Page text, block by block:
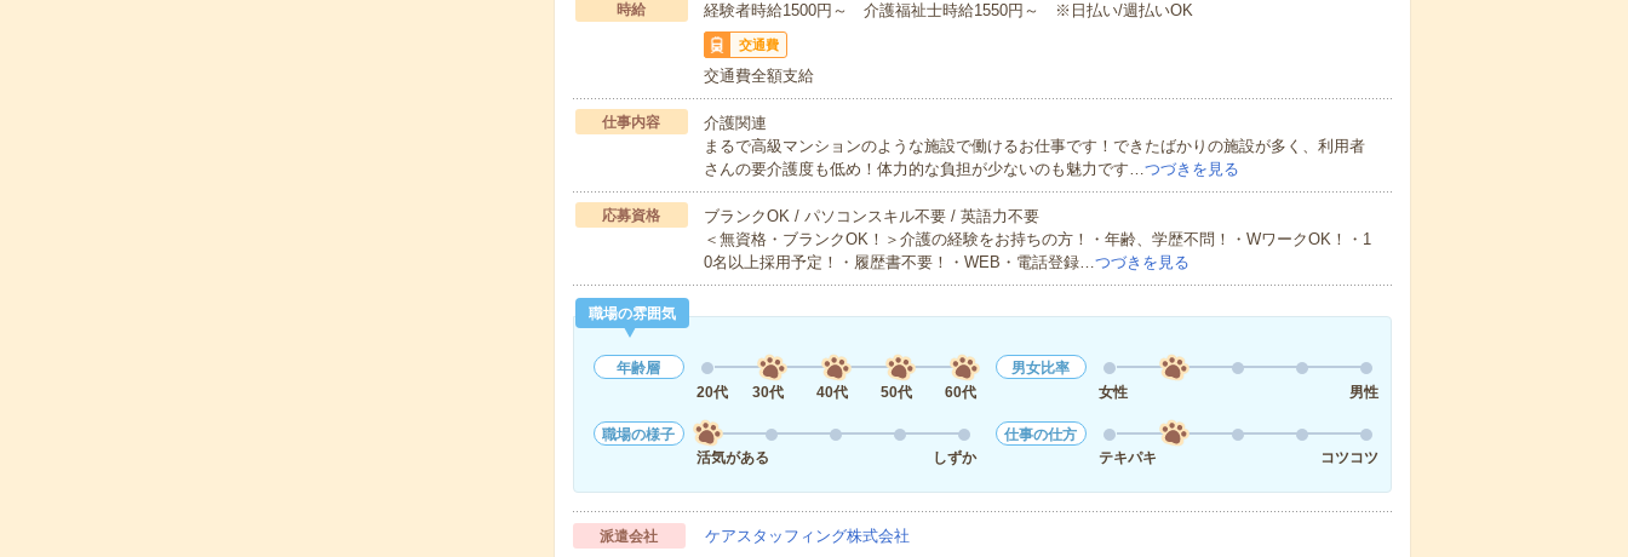
時給 経験者時給1500円～ 介護福祉士時給1550円～ ※日払い/週払いOK
交通費
交通費全額支給
仕事内容
介護関連
まるで高級マンションのような施設で働けるお仕事です！できたばかりの施設が多く、利用者
さんの要介護度も低め！体力的な負担が少ないのも魅力です…つづきを見る
応募資格
ブランクOK / パソコンスキル不要 / 英語力不要
＜無資格・ブランクOK！＞介護の経験をお持ちの方！・年齢、学歴不問！・WワークOK！・1
0名以上採用予定！・履歴書不要！・WEB・電話登録…つづきを見る
職場の雰囲気
年齢層
20代
30代 40代 50代 60代
男女比率
女性
男性
職場の様子
活気がある
しずか
仕事の仕方
テキパキ
コツコツ
派遣会社 ケアスタッフィング株式会社